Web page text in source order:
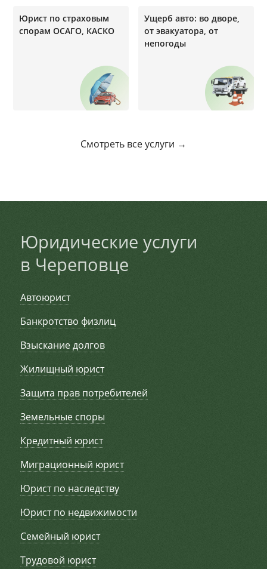
Юрист по страховым
спорам ОСАГО, КАСКО
Ущерб авто: во дворе,
от эвакуатора, от
непогоды
Смотреть все услуги →
Юридические услуги
в Череповце
Автоюрист
Банкротство физлиц
Взыскание долгов
Жилищный юрист
Защита прав потребителей
Земельные споры
Кредитный юрист
Миграционный юрист
Юрист по наследству
Юрист по недвижимости
Семейный юрист
Трудовой юрист